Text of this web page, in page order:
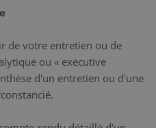
de votre entretien ou de
ou « executive
d'un entretien ou d'une